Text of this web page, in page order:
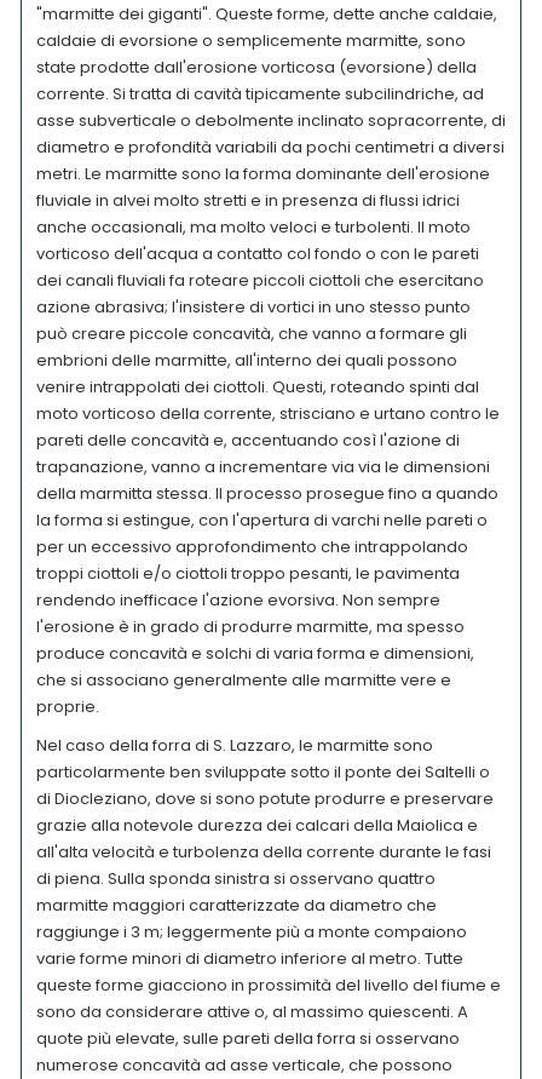
"marmitte dei giganti". Queste forme, dette anche caldaie,
caldaie di evorsione o semplicemente marmitte, sono
state prodotte dall'erosione vorticosa (evorsione) della
corrente. Si tratta di cavità tipicamente subcilindriche, ad
asse subverticale o debolmente inclinato sopracorrente, di
diametro e profondità variabili da pochi centimetri a diversi
metri. Le marmitte sono la forma dominante dell'erosione
fluviale in alvei molto stretti e in presenza di flussi idrici
anche occasionali, ma molto veloci e turbolenti. Il moto
vorticoso dell'acqua a contatto col fondo o con le pareti
dei canali fluviali fa roteare piccoli ciottoli che esercitano
azione abrasiva; l'insistere di vortici in uno stesso punto
può creare piccole concavità, che vanno a formare gli
embrioni delle marmitte, all'interno dei quali possono
venire intrappolati dei ciottoli. Questi, roteando spinti dal
moto vorticoso della corrente, strisciano e urtano contro le
pareti delle concavità e, accentuando così l'azione di
trapanazione, vanno a incrementare via via le dimensioni
della marmitta stessa. Il processo prosegue fino a quando
la forma si estingue, con l'apertura di varchi nelle pareti o
per un eccessivo approfondimento che intrappolando
troppi ciottoli e/o ciottoli troppo pesanti, le pavimenta
rendendo inefficace l'azione evorsiva. Non sempre
l'erosione è in grado di produrre marmitte, ma spesso
produce concavità e solchi di varia forma e dimensioni,
che si associano generalmente alle marmitte vere e
proprie.
Nel caso della forra di S. Lazzaro, le marmitte sono
particolarmente ben sviluppate sotto il ponte dei Saltelli o
di Diocleziano, dove si sono potute produrre e preservare
grazie alla notevole durezza dei calcari della Maiolica e
all'alta velocità e turbolenza della corrente durante le fasi
di piena. Sulla sponda sinistra si osservano quattro
marmitte maggiori caratterizzate da diametro che
raggiunge i 3 m; leggermente più a monte compaiono
varie forme minori di diametro inferiore al metro. Tutte
queste forme giacciono in prossimità del livello del fiume e
sono da considerare attive o, al massimo quiescenti. A
quote più elevate, sulle pareti della forra si osservano
numerose concavità ad asse verticale, che possono